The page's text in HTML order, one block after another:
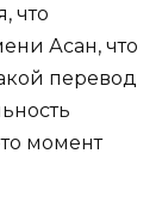
что
Асан, что
перевод
момент